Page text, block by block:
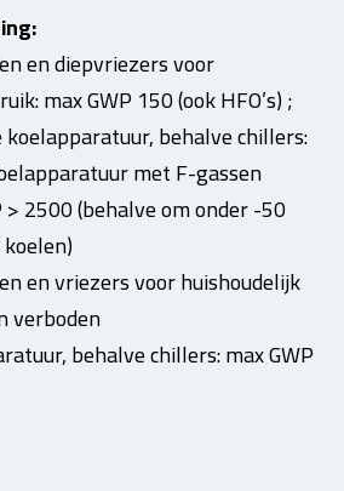
en diepvriezers voor
max GWP 150 (ook HFO’s) ;
behalve chillers:
met F-gassen
> 2500 (behalve om onder -50
en vriezers voor huishoudelijk
verboden
behalve chillers: max GWP